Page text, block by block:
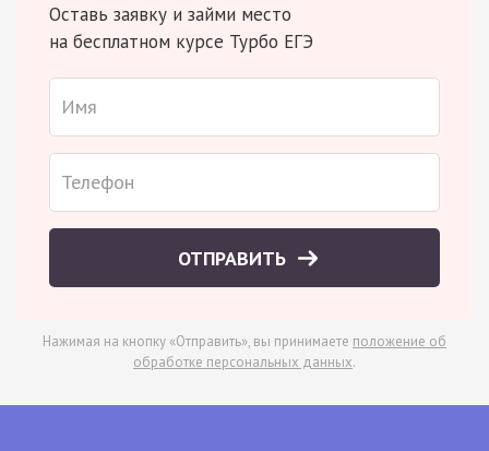
Оставь заявку и займи место
на бесплатном курсе Турбо ЕГЭ
ОТПРАВИТЬ
Нажимая на кнопку «Отправить», вы принимаете положение об
обработке персональных данных.